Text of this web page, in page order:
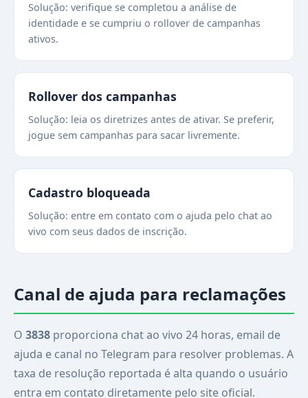
Solução: verifique se completou a análise de
identidade e se cumpriu o rollover de campanhas
ativos.
Rollover dos campanhas
Solução: leia os diretrizes antes de ativar. Se preferir,
jogue sem campanhas para sacar livremente.
Cadastro bloqueada
Solução: entre em contato com o ajuda pelo chat ao
vivo com seus dados de inscrição.
Canal de ajuda para reclamações
O 3838 proporciona chat ao vivo 24 horas, email de
ajuda e canal no Telegram para resolver problemas. A
taxa de resolução reportada é alta quando o usuário
entra em contato diretamente pelo site oficial.